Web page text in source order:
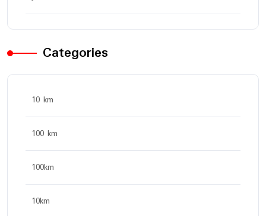
Categories
10 km
100 km
100km
10km